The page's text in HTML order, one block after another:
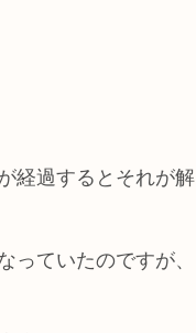
経過するとそれが解
っていたのですが、